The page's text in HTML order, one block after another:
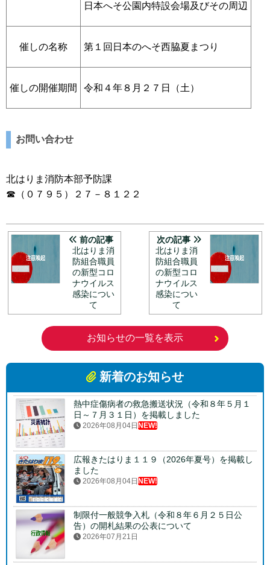
日本へそ公園内特設会場及びその周辺
催しの名称 第１回日本のへそ西脇夏まつり
催しの開催期間 令和４年８月２７日（土）
お問い合わせ
北はりま消防本部予防課
☎（０７９５）２７－８１２２
前の記事
北はりま消
防組合職員
の新型コロ
ナウイルス
感染につい
て
次の記事
北はりま消
防組合職員
の新型コロ
ナウイルス
感染につい
て
お知らせの一覧を表示
新着のお知らせ
熱中症傷病者の救急搬送状況（令和８年５月１
日～７月３１日）を掲載しました
2026年08月04日NEW!
広報きたはりま１１９（2026年夏号）を掲載し
ました
2026年08月04日NEW!
制限付一般競争入札（令和８年６月２５日公
告）の開札結果の公表について
2026年07月21日